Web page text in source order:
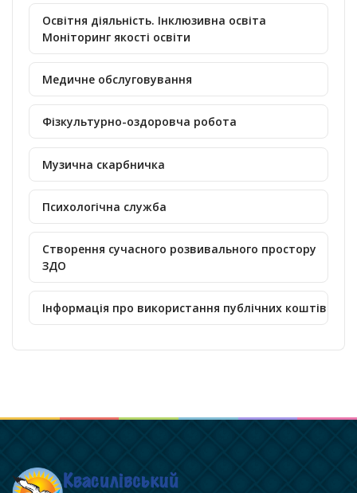
Освітня діяльність. Інклюзивна освіта
Моніторинг якості освіти
Медичне обслуговування
Фізкультурно-оздоровча робота
Музична скарбничка
Психологічна служба
Створення сучасного розвивального простору
ЗДО
Інформація про використання публічних коштів